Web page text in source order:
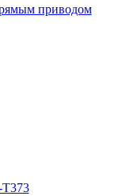
приводом